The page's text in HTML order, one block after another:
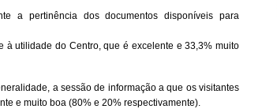
a pertinência dos documentos disponíveis para
à utilidade do Centro, que é excelente e 33,3% muito
a sessão de informação a que os visitantes
e muito boa (80% e 20% respectivamente).